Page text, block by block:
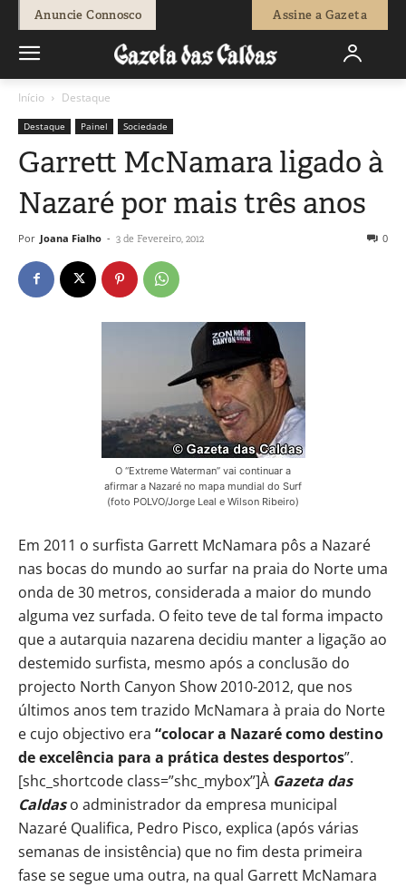
Anuncie Connosco Assine a Gazeta
Início Destaque
Destaque Painel Sociedade
Garrett McNamara ligado à
Nazaré por mais três anos
Por Joana Fialho - 3 de Fevereiro, 2012 0
O “Extreme Waterman” vai continuar a
afirmar a Nazaré no mapa mundial do Surf
(foto POLVO/Jorge Leal e Wilson Ribeiro)
Em 2011 o surfista Garrett McNamara pôs a Nazaré
nas bocas do mundo ao surfar na praia do Norte uma
onda de 30 metros, considerada a maior do mundo
alguma vez surfada. O feito teve de tal forma impacto
que a autarquia nazarena decidiu manter a ligação ao
destemido surfista, mesmo após a conclusão do
projecto North Canyon Show 2010-2012, que nos
últimos anos tem trazido McNamara à praia do Norte
e cujo objectivo era “colocar a Nazaré como destino
de excelência para a prática destes desportos”.
[shc_shortcode class=”shc_mybox”]À Gazeta das
Caldaso administrador da empresa municipal
Nazaré Qualifica, Pedro Pisco, explica (após várias
semanas de insistência) que no fim desta primeira
fase se segue uma outra, na qual Garrett McNamara